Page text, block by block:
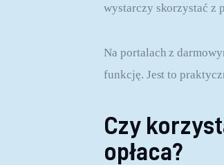
wystarczy skorzystać z
Na portalach z
funkcję. Jest to
Czy
opłaca?